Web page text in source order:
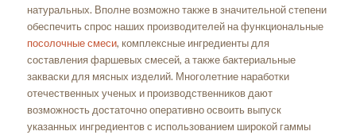
натуральных. Вполне возможно также в значительной степени
обеспечить спрос наших производителей на функциональные
посолочные смеси, комплексные ингредиенты для
составления фаршевых смесей, а также бактериальные
закваски для мясных изделий. Многолетние наработки
отечественных ученых и производственников дают
возможность достаточно оперативно освоить выпуск
указанных ингредиентов с использованием широкой гаммы